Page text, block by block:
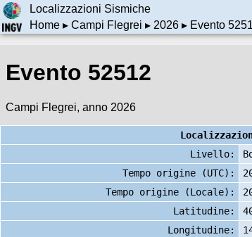
Localizzazioni Sismiche
Home▸ Campi Flegrei ▸ 2026▸ Evento
Evento 52512
Campi Flegrei, anno 2026
Livello:
Tempo origine (UTC):
Tempo origine (Locale):
Latitudine:
Longitudine: